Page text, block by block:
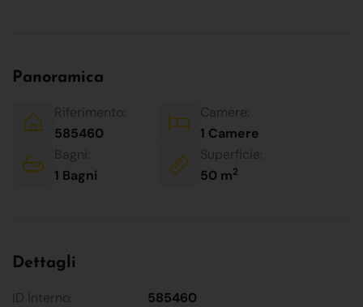
Panoramica
Riferimento:
585460
Camere:
1 Camere
Bagni:
1 Bagni
Superficie:
50 m2
Dettagli
ID Interno:
585460